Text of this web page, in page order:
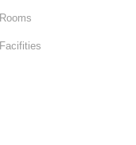
Rooms
Facifities